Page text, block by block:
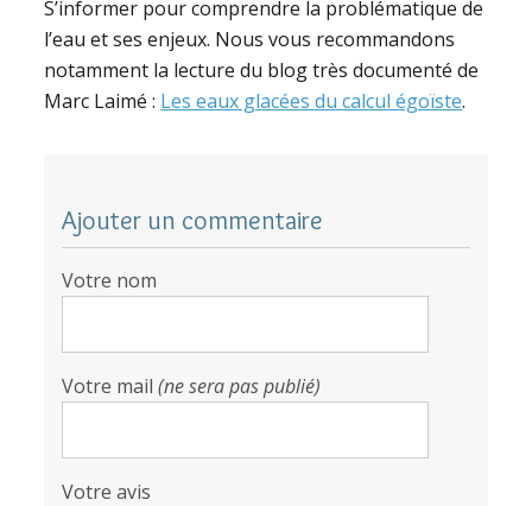
S’informer pour comprendre la problématique de
l’eau et ses enjeux. Nous vous recommandons
notamment la lecture du blog très documenté de
Marc Laimé : Les eaux glacées du calcul égoïste.
Ajouter un commentaire
Votre nom
Votre mail(ne sera pas publié)
Votre avis